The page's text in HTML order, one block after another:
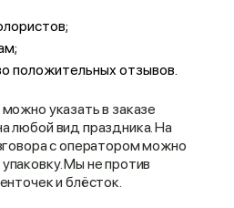
положительных отзывов.
указать в заказе
любой вид праздника. На
с оператором можно
Мы не против
и блёсток.